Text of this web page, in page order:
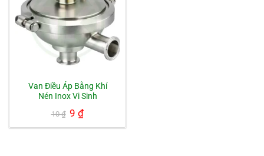
Van Điều Áp Bằng Khí
Nén Inox Vi Sinh
10₫ Giá
gốc
là:
9₫Giá
tại